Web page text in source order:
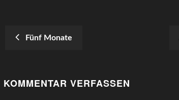
NAVIGATION
Fünf Monate
KOMMENTAR VERFASSEN